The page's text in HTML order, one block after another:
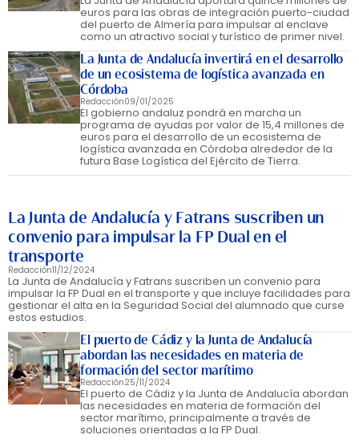
euros para las obras de integración puerto-ciudad
del puerto de Almería para impulsar al enclave
como un atractivo social y turístico de primer nivel.
La Junta de Andalucía invertirá en el desarrollo
de un ecosistema de logística avanzada en
Córdoba
Redacción09/01/2025
El gobierno andaluz pondrá en marcha un
programa de ayudas por valor de 15,4 millones de
euros para el desarrollo de un ecosistema de
logística avanzada en Córdoba alrededor de la
futura Base Logística del Ejército de Tierra.
La Junta de Andalucía y Fatrans suscriben un
convenio para impulsar la FP Dual en el
transporte
Redacción11/12/2024
La Junta de Andalucía y Fatrans suscriben un convenio para
impulsar la FP Dual en el transporte y que incluye facilidades para
gestionar el alta en la Seguridad Social del alumnado que curse
estos estudios.
El puerto de Cádiz y la Junta de Andalucía
abordan las necesidades en materia de
formación del sector marítimo
Redacción25/11/2024
El puerto de Cádiz y la Junta de Andalucía abordan
las necesidades en materia de formación del
sector marítimo, principalmente a través de
soluciones orientadas a la FP Dual.